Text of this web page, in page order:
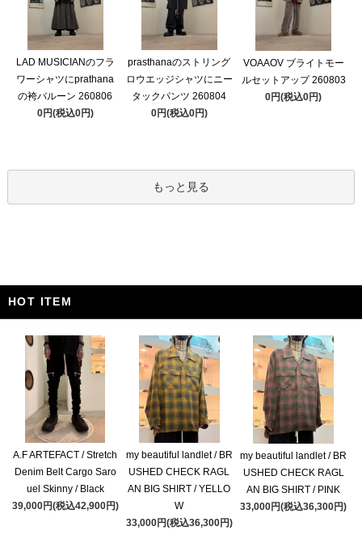
LAD MUSICIANのフラ
ワーシャツにprathana
の袴バルーン 260806
0円(税込0円)
prasthanaのストリング
ロウエッジシャツにニー
タックパンツ 260804
0円(税込0円)
VOAAOV ブライトモー
ルセットアップ 260803
0円(税込0円)
もっと見る
HOT ITEM
A.F ARTEFACT / Stretch
Denim Belt Cargo Saro
uel Skinny / Black
39,000円(税込42,900円)
my beautiful landlet / BR
USHED CHECK RAGL
AN BIG SHIRT / YELLO
W
33,000円(税込36,300円)
my beautiful landlet / BR
USHED CHECK RAGL
AN BIG SHIRT / PINK
33,000円(税込36,300円)